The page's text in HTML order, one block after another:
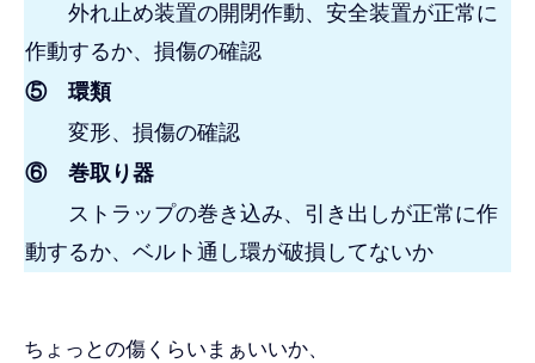
外れ止め装置の開閉作動、安全装置が正常に
作動するか、損傷の確認
⑤ 環類
変形、損傷の確認
⑥ 巻取り器
ストラップの巻き込み、引き出しが正常に作
動するか、ベルト通し環が破損してないか
ちょっとの傷くらいまぁいいか、